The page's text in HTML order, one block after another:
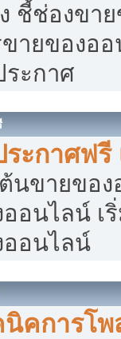
ชี้ช่องขา
ายของออ
ระกาศ
ระกาศฟรี
ต้นขายขอ
อนไลน์ เ
ออนไลน์
นิคการโ